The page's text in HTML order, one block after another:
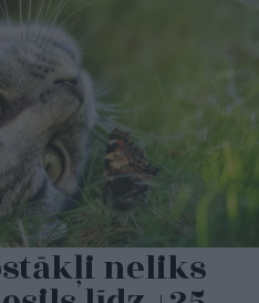
neliks